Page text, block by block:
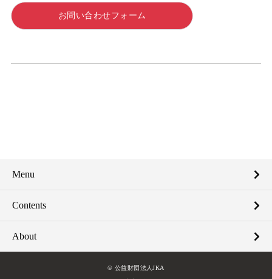
お問い合わせフォーム
Menu
Contents
About
© 公益財団法人JKA